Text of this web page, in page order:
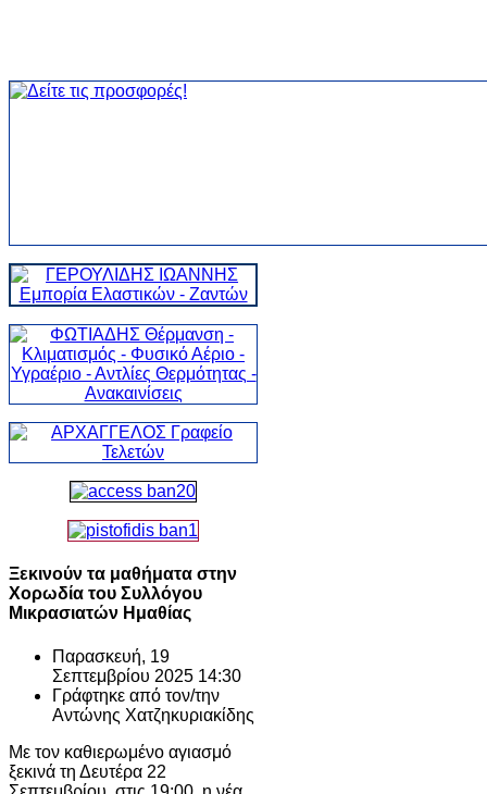
Ξεκινούν τα μαθήματα στην
Χορωδία του Συλλόγου
Μικρασιατών Ημαθίας
Παρασκευή, 19
Σεπτεμβρίου 2025 14:30
Γράφτηκε από τον/την
Αντώνης Χατζηκυριακίδης
Με τον καθιερωμένο αγιασμό
ξεκινά τη Δευτέρα 22